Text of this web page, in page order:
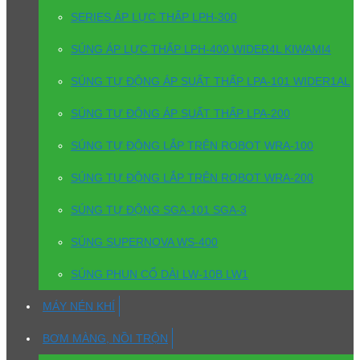
SERIES ÁP LỰC THẤP LPH-300
SÚNG ÁP LỰC THẤP LPH-400 WIDER4L KIWAMI4
SÚNG TỰ ĐỘNG ÁP SUẤT THẤP LPA-101 WIDER1AL
SÚNG TỰ ĐỘNG ÁP SUẤT THẤP LPA-200
SÚNG TỰ ĐỘNG LẮP TRÊN ROBOT WRA-100
SÚNG TỰ ĐỘNG LẮP TRÊN ROBOT WRA-200
SÚNG TỰ ĐỘNG SGA-101 SGA-3
SÚNG SUPERNOVA WS-400
SÚNG PHUN CỔ DÀI LW-10B LW1
MÁY NÉN KHÍ
BƠM MÀNG, NỒI TRỘN